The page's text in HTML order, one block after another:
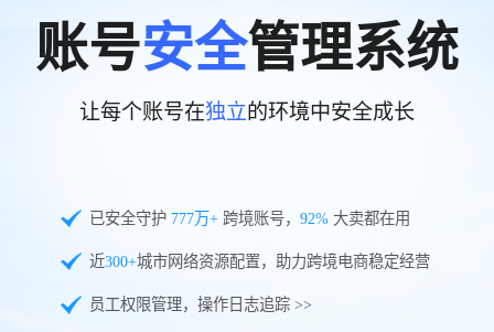
账号安全管理系统
让每个账号在独立的环境中安全成长
已安全守护 777万+ 跨境账号，92% 大卖都在用
近300+城市网络资源配置，助力跨境电商稳定经营
员工权限管理，操作日志追踪 >>